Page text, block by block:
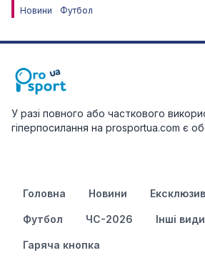
Новини
Футбол
У разі повного або часткового
гіперпосилання на prosportua.com є
Головна Новини Ексклюзив
Футбол ЧС-2026 Інші види
Гаряча кнопка